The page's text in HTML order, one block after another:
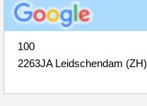
100
2263JA Leidschendam (ZH)